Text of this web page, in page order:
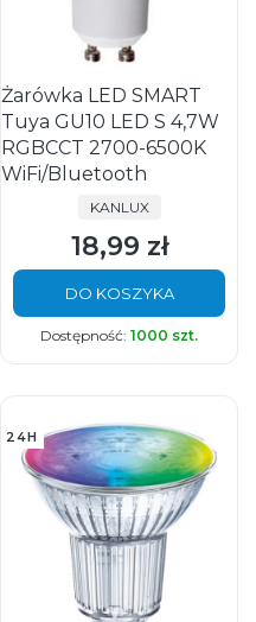
Żarówka LED SMART
Tuya GU10 LED S 4,7W
RGBCCT 2700-6500K
WiFi/Bluetooth
PRODUCENT
KANLUX
Cena
18,99 zł
DO KOSZYKA
Dostępność: 1000 szt.
24H